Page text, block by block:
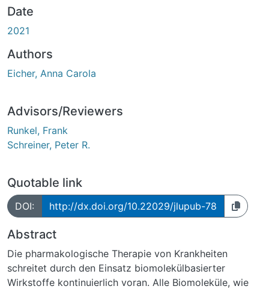
Date
2021
Authors
Eicher, Anna Carola
Advisors/Reviewers
Runkel, Frank
Schreiner, Peter R.
Quotable link
DOI: http://dx.doi.org/10.22029/jlupub-78
Abstract
Die pharmakologische Therapie von Krankheiten
schreitet durch den Einsatz biomolekülbasierter
Wirkstoffe kontinuierlich voran. Alle Biomoleküle, wie